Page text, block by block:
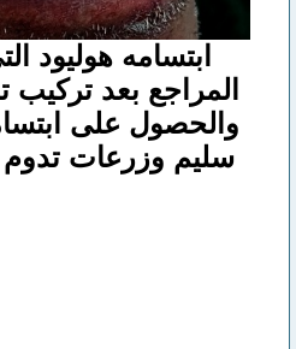
ابتسامه هوليود
المراجع بعد تركيب
والحصول على
سليم وزرعات